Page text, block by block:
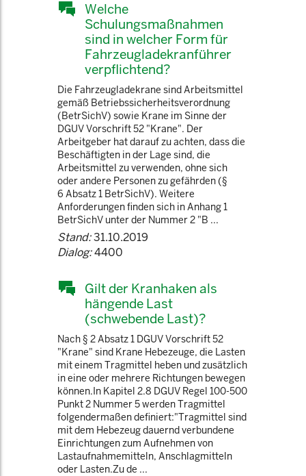
Welche
Schulungsmaßnahmen
sind in welcher Form für
Fahrzeugladekranführer
verpflichtend?
Die Fahrzeugladekrane sind Arbeitsmittel
gemäß Betriebssicherheitsverordnung
(BetrSichV) sowie Krane im Sinne der
DGUV Vorschrift 52 "Krane". Der
Arbeitgeber hat darauf zu achten, dass die
Beschäftigten in der Lage sind, die
Arbeitsmittel zu verwenden, ohne sich
oder andere Personen zu gefährden (§
6 Absatz 1 BetrSichV). Weitere
Anforderungen finden sich in Anhang 1
BetrSichV unter der Nummer 2 "B ...
Stand:31.10.2019
Dialog:4400
Gilt der Kranhaken als
hängende Last
(schwebende Last)?
Nach § 2 Absatz 1 DGUV Vorschrift 52
"Krane" sind Krane Hebezeuge, die Lasten
mit einem Tragmittel heben und zusätzlich
in eine oder mehrere Richtungen bewegen
können.In Kapitel 2.8 DGUV Regel 100-500
Punkt 2 Nummer 5 werden Tragmittel
folgendermaßen definiert:"Tragmittel sind
mit dem Hebezeug dauernd verbundene
Einrichtungen zum Aufnehmen von
Lastaufnahmemitteln, Anschlagmitteln
oder Lasten.Zu de ...